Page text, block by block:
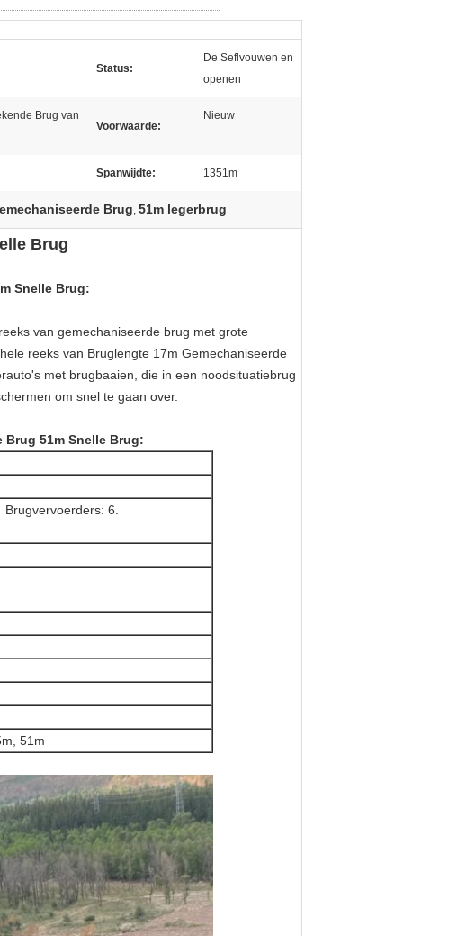
Status:
De Seflvouwen en
openen
Brug van
Voorwaarde:
Nieuw
Spanwijdte: 1351m
Brug, 51m legerbrug
Brug
Snelle Brug:
van gemechaniseerde brug met grote
reeks van Bruglengte 17m Gemechaniseerde
met brugbaaien, die in een noodsituatiebrug
om snel te gaan over.
51m Snelle Brug:
6.
51m